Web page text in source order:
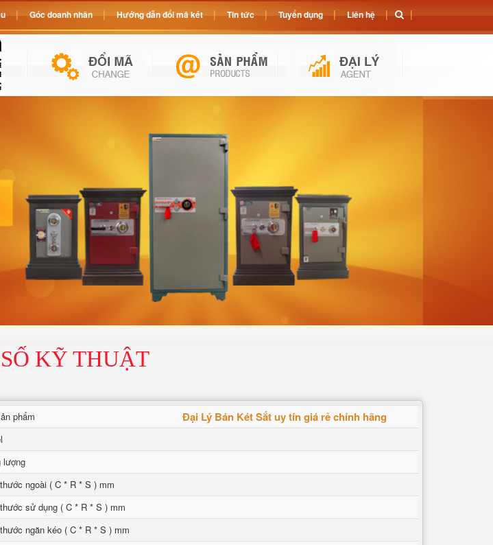
KỸ THUẬT
phẩm Đại Lý Bán Két Sắt uy tín giá rẻ chính hãng
lượng
ngoài ( C * R * S ) mm
sử dụng ( C * R * S ) mm
ngăn kéo ( C * R * S ) mm
Góc doanh nhân Hướng dẫn đổi mã két Tin tức Tuyển dụng Liên hệ